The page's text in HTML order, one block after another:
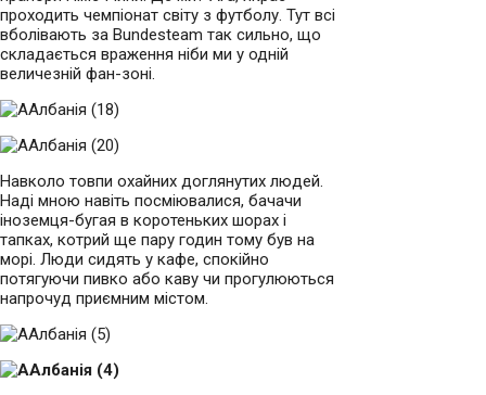
проходить чемпіонат світу з футболу. Тут всі
вболівають за Bundesteam так сильно, що
складається враження ніби ми у одній
величезній фан-зоні.
Навколо товпи охайних доглянутих людей.
Наді мною навіть посміювалися, бачачи
іноземця-бугая в коротеньких шорах і
тапках, котрий ще пару годин тому був на
морі. Люди сидять у кафе, спокійно
потягуючи пивко або каву чи прогулюються
напрочуд приємним містом.